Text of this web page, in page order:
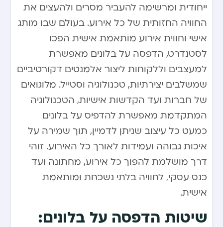
ייחודית ומרשימה להעביר מסרים ולהעצים את
החוויה החזותית של כל אירוע. בעולם שבו מותג
אישי וחווית אירוע מותאמת אישית הפכו
לסטנדרט, הדפסה על בלונים מאפשרת
למעצבים וללקוחות ליצור אלמנטים דקורטיביים
שמשלבים יצירתיות, טכנולוגיה וסטייל. מלוגואים
של חברות ועד הקדשות אישיות, הטכנולוגיה
המתקדמת מאפשרת להדפיס על בלונים
כמעט כל עיצוב שניתן לדמיין, תוך שמירה על
איכות גבוהה ועמידות לאורך כל האירוע. זוהי
דרך מושלמת להפוך כל אירוע, מחתונה ועד
כנס עסקי, לחוויה בלתי נשכחת ומותאמת
אישית.
שיטות הדפסה על בלונים: